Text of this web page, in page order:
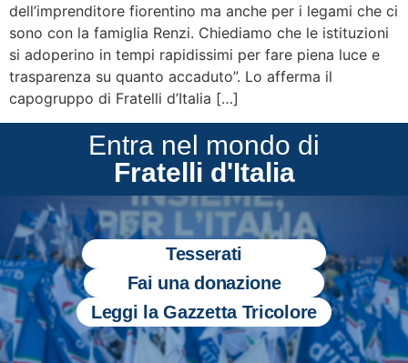
dell’imprenditore fiorentino ma anche per i legami che ci
sono con la famiglia Renzi. Chiediamo che le istituzioni
si adoperino in tempi rapidissimi per fare piena luce e
trasparenza su quanto accaduto”. Lo afferma il
capogruppo di Fratelli d’Italia […]
Entra nel mondo di
Fratelli d'Italia
Tesserati
Fai una donazione
Leggi la Gazzetta Tricolore